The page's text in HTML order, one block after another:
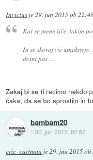
Invictus je29. jun 2015 ob
Kar se mene tiče, takim
In se skoraj vsi umaknejo
desni pas ...
Zakaj bi se ti recimo nekdo
čaka, da se bo sprostilo in
bambam20
::30. jun 2015, 02:57
eric_cartman je29. jun 2015